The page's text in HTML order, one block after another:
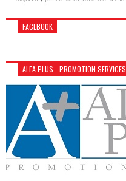
FACEBOOK
ALFA PLUS - PROMOTION SERVICES